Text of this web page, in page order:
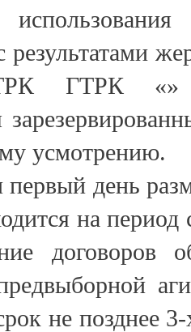
результатами
ГТРК «»
усмотрению.
первый день
на период
договоров
не позднее